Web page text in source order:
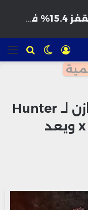
للبحث الوضع
المظلم
تسجيل
الدخول
تحديث 1.05 يعيد التوازن لـ Hunter
x Hunter: Nen Impact ويعد